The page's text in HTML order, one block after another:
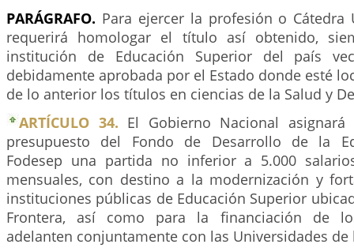
PARÁGRAFO. Para ejercer la profesión o Cátedra
requerirá homologar el título así obtenido,
institución de Educación Superior del país
debidamente aprobada por el Estado donde esté
de lo anterior los títulos en ciencias de la Salud y
ARTÍCULO 34. El Gobierno Nacional
presupuesto del Fondo de Desarrollo de la
Fodesep una partida no inferior a 5.000
mensuales, con destino a la modernización y
instituciones públicas de Educación Superior
Frontera, así como para la financiación de
adelanten conjuntamente con las Universidades de